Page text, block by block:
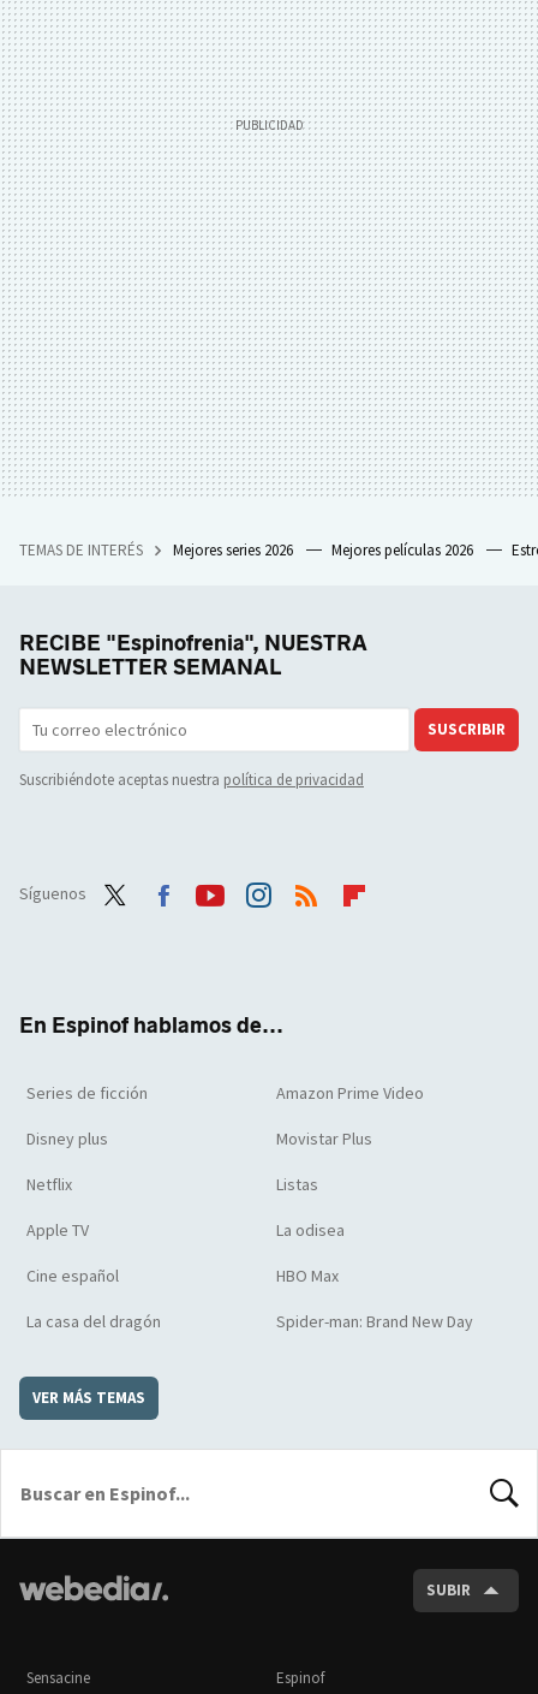
TEMAS DE INTERÉS Mejores series 2026 Mejores películas 2026
RECIBE "Espinofrenia", NUESTRA
NEWSLETTER SEMANAL
SUSCRIBIR
Suscribiéndote aceptas nuestra política de privacidad
Síguenos
En Espinof hablamos de...
Series de ficción Amazon Prime Video
Disney plus Movistar Plus
Netflix Listas
Apple TV La odisea
Cine español HBO Max
La casa del dragón Spider-man: Brand New Day
VER MÁS TEMAS
SUBIR
Sensacine Espinof